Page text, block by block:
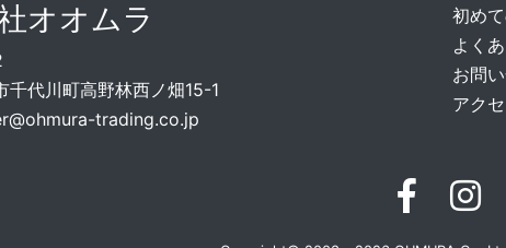
オオムラ
千代川町高野林西ノ畑15-1
trading.co.jp
初め
よく
お問
アク